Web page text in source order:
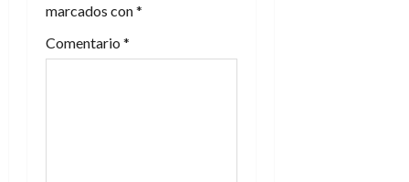
ó
n
marcados con*
Comentario *